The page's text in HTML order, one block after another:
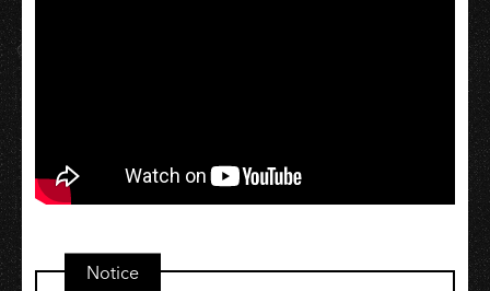
Notice